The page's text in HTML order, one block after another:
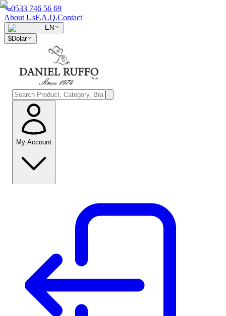
0533 746 56 69
About UsF.A.Q.Contact
EN
$Dolar
My Account